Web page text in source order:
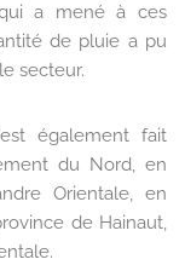
a mené à ces
de pluie a pu
secteur.
également fait
du Nord, en
Orientale, en
de Hainaut,